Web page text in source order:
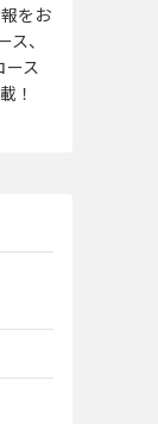
をお
、
ス
！